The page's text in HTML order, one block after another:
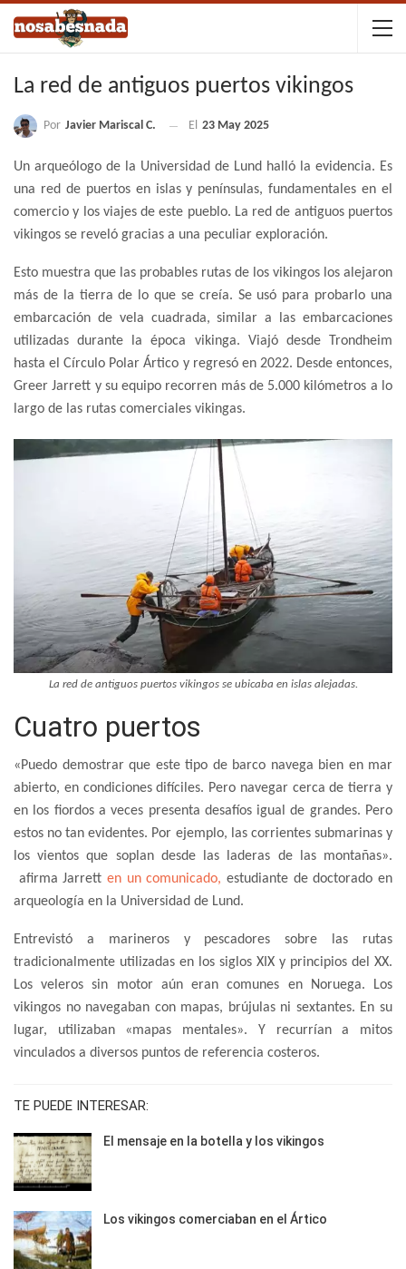
La red de antiguos puertos vikingos
Por Javier Mariscal C. El 23 May 2025
Un arqueólogo de la Universidad de Lund halló la evidencia. Es
una red de puertos en islas y penínsulas, fundamentales en el
comercio y los viajes de este pueblo. La red de antiguos puertos
vikingos se reveló gracias a una peculiar exploración.
Esto muestra que las probables rutas de los vikingos los alejaron
más de la tierra de lo que se creía. Se usó para probarlo una
embarcación de vela cuadrada, similar a las embarcaciones
utilizadas durante la época vikinga. Viajó desde Trondheim
hasta el Círculo Polar Ártico y regresó en 2022. Desde entonces,
Greer Jarrett y su equipo recorren más de 5.000 kilómetros a lo
largo de las rutas comerciales vikingas.
La red de antiguos puertos vikingos se ubicaba en islas alejadas.
Cuatro puertos
«Puedo demostrar que este tipo de barco navega bien en mar
abierto, en condiciones difíciles. Pero navegar cerca de tierra y
en los fiordos a veces presenta desafíos igual de grandes. Pero
estos no tan evidentes. Por ejemplo, las corrientes submarinas y
los vientos que soplan desde las laderas de las montañas».
afirma Jarrett en un comunicado, estudiante de doctorado en
arqueología en la Universidad de Lund.
Entrevistó a marineros y pescadores sobre las rutas
tradicionalmente utilizadas en los siglos XIX y principios del XX.
Los veleros sin motor aún eran comunes en Noruega. Los
vikingos no navegaban con mapas, brújulas ni sextantes. En su
lugar, utilizaban «mapas mentales». Y recurrían a mitos
vinculados a diversos puntos de referencia costeros.
TE PUEDE INTERESAR:
El mensaje en la botella y los vikingos
Los vikingos comerciaban en el Ártico